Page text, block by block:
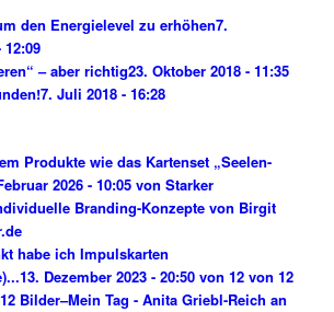
den Energielevel zu erhöhen7.
– aber richtig23. Oktober 2018 - 11:35
7. Juli 2018 - 16:28
Produkte wie das Kartenset „Seelen-
2026 - 10:05 von Starker
Branding-Konzepte von Birgit
habe ich Impulskarten
13. Dezember 2023 - 20:50 von 12 von 12
Bilder–Mein Tag - Anita Griebl-Reich an